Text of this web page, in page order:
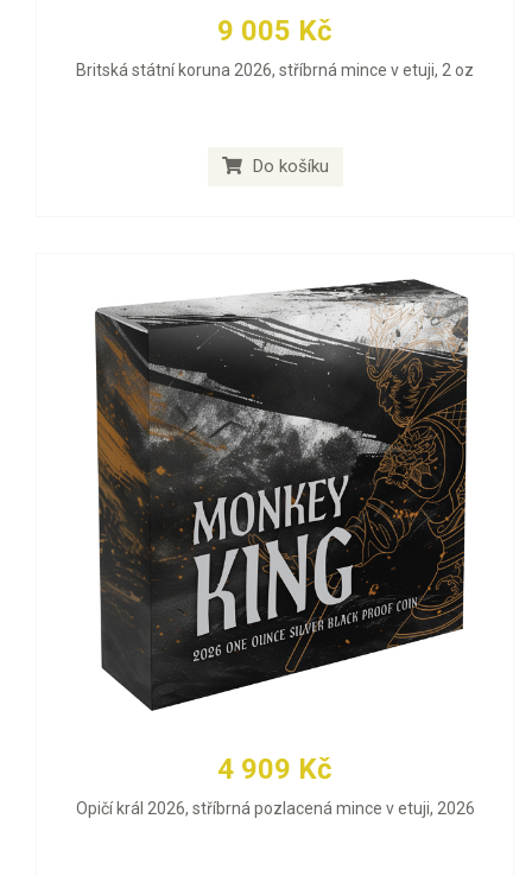
9 005 Kč
Britská státní koruna 2026, stříbrná mince v etuji, 2 oz
Do košíku
4 909 Kč
Opičí král 2026, stříbrná pozlacená mince v etuji, 2026